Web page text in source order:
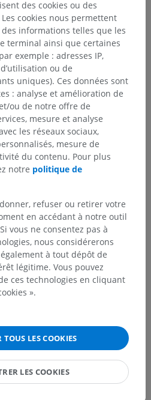
des cookies ou des
cookies nous permettent
des informations telles que les
terminal ainsi que certaines
exemple : adresses IP,
ou de
uniques). Ces données sont
: analyse et amélioration de
ou de notre offre de
mesure et analyse
les réseaux sociaux,
mesure de
du contenu. Pour plus
notre politique de
refuser ou retirer votre
en accédant à notre outil
vous ne consentez pas à
nous considérerons
à tout dépôt de
légitime. Vous pouvez
ces technologies en cliquant
».
LES COOKIES
LES COOKIES